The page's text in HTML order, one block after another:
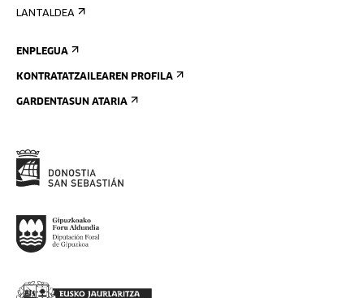
LANTALDEA
ENPLEGUA
KONTRATATZAILEAREN PROFILA
GARDENTASUN ATARIA